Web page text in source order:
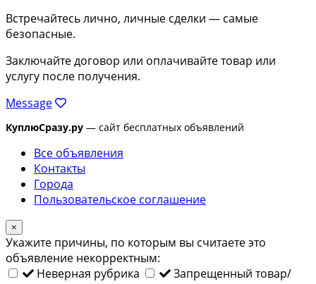
Встречайтесь лично, личные сделки — самые
безопасные.
Заключайте договор или оплачивайте товар или
услугу после получения.
Message
КуплюСразу.ру — сайт бесплатных объявлений
Все объявления
Контакты
Города
Пользовательское соглашение
×
Укажите причины, по которым вы считаете это
объявление некорректным:
Неверная рубрика
Запрещенный товар/